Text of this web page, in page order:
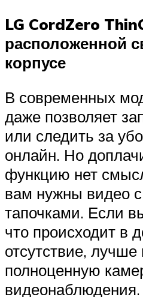
LG CordZero
расположенной
корпусе
В современных
даже позволяет
или следить за
онлайн. Но
функцию нет
вам нужны видео
тапочками. Если
что происходит в
отсутствие, лучше
полноценную
видеонаблюдения.